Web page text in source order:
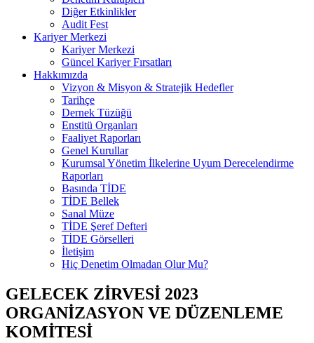
Diğer Etkinlikler
Audit Fest
Kariyer Merkezi
Kariyer Merkezi
Güncel Kariyer Fırsatları
Hakkımızda
Vizyon & Misyon & Stratejik Hedefler
Tarihçe
Dernek Tüzüğü
Enstitü Organları
Faaliyet Raporları
Genel Kurullar
Kurumsal Yönetim İlkelerine Uyum Derecelendirme
Raporları
Basında TİDE
TİDE Bellek
Sanal Müze
TİDE Şeref Defteri
TİDE Görselleri
İletişim
Hiç Denetim Olmadan Olur Mu?
GELECEK ZİRVESİ 2023
ORGANİZASYON VE DÜZENLEME
KOMİTESİ